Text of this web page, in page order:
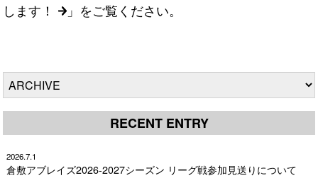
します！
」をご覧ください。
RECENT ENTRY
2026.7.1
倉敷アブレイズ2026-2027シーズン リーグ戦参加見送りについて